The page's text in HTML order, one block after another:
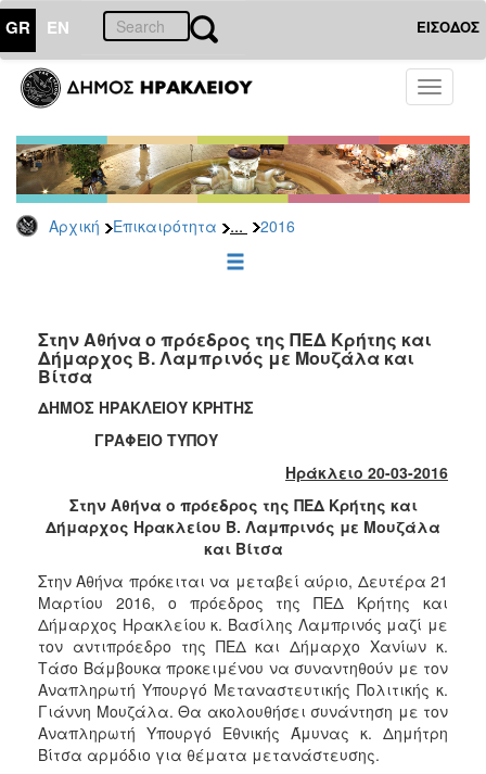
GR EN ΕΙΣΟΔΟΣ
Toggle
Αρχική Επικαιρότητα ... 2016
ΕΠΙΚΑΙΡΟΤΗΤΑ
Τύπου
Αρχείο
2026
2025
2022
2021
2020
2019
2017
2016
2013
2012
2011
2010
2006
Στην Αθήνα ο πρόεδρος της ΠΕΔ Κρήτης και
Δήμαρχος Β. Λαμπρινός με Μουζάλα και
Βίτσα
ΔΗΜΟΣ ΗΡΑΚΛΕΙΟΥ ΚΡΗΤΗΣ
ΓΡΑΦΕΙΟ ΤΥΠΟΥ
Ηράκλειο 20-03-2016
Στην Αθήνα ο πρόεδρος της ΠΕΔ Κρήτης και
Δήμαρχος Ηρακλείου Β. Λαμπρινός με Μουζάλα
και Βίτσα
Στην Αθήνα πρόκειται να μεταβεί αύριο, Δευτέρα 21
Μαρτίου 2016, ο πρόεδρος της ΠΕΔ Κρήτης και
Δήμαρχος Ηρακλείου κ. Βασίλης Λαμπρινός μαζί με
τον αντιπρόεδρο της ΠΕΔ και Δήμαρχο Χανίων κ.
Τάσο Βάμβουκα προκειμένου να συναντηθούν με τον
Αναπληρωτή Υπουργό Μεταναστευτικής Πολιτικής κ.
Γιάννη Μουζάλα. Θα ακολουθήσει συνάντηση με τον
Αναπληρωτή Υπουργό Εθνικής Άμυνας κ. Δημήτρη
Βίτσα αρμόδιο για θέματα μετανάστευσης.